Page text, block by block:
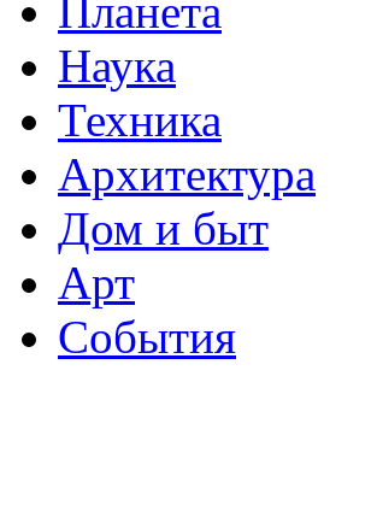
Планета
Наука
Техника
Архитектура
Дом и быт
Арт
События